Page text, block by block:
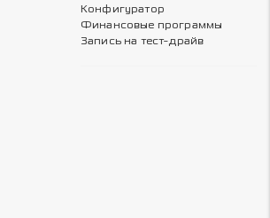
Конфигуратор
Финансовые программы
Запись на тест-драйв